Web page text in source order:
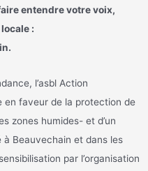
entendre votre voix,
:
l’asbl Action
faveur de la protection de
zones humides- et d’un
Beauvechain et dans les
par l’organisation